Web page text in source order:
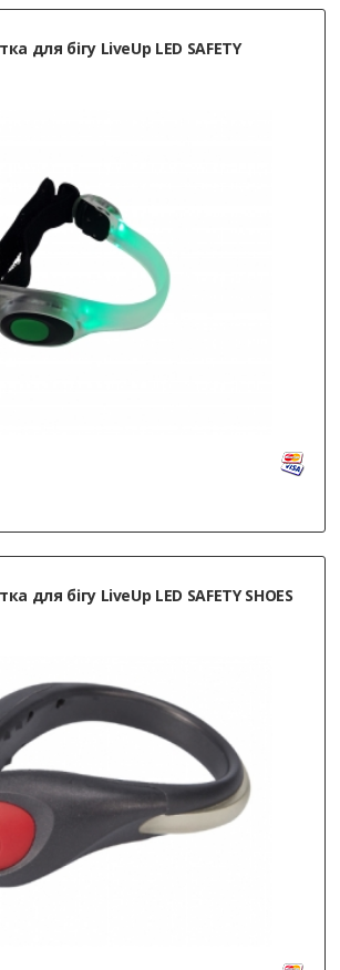
для бігу LiveUp LED SAFETY
для бігу LiveUp LED SAFETY SHOES